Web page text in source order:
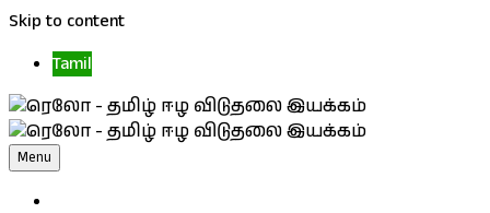
Skip to content
Tamil
Menu